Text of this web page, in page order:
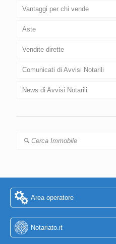
Vantaggi per chi vende
Aste
Vendite dirette
Comunicati di Avvisi Notarili
News di Avvisi Notarili
Cerca Immobile
Area operatore
Notariato.it